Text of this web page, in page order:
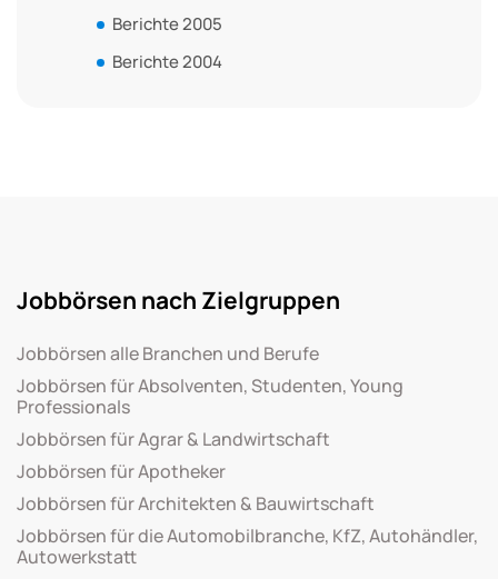
Berichte 2005
Berichte 2004
Jobbörsen nach Zielgruppen
Jobbörsen alle Branchen und Berufe
Jobbörsen für Absolventen, Studenten, Young
Professionals
Jobbörsen für Agrar & Landwirtschaft
Jobbörsen für Apotheker
Jobbörsen für Architekten & Bauwirtschaft
Jobbörsen für die Automobilbranche, KfZ, Autohändler,
Autowerkstatt